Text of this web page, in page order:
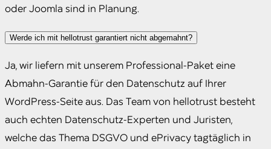
oder Joomla sind in Planung.
Werde ich mit hellotrust garantiert nicht abgemahnt?
Ja, wir liefern mit unserem Professional-Paket eine
Abmahn-Garantie für den Datenschutz auf Ihrer
WordPress-Seite aus. Das Team von hellotrust besteht
auch echten Datenschutz-Experten und Juristen,
welche das Thema DSGVO und ePrivacy tagtäglich in